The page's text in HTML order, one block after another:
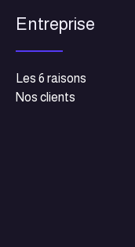
Entreprise
Les 6 raisons
Nos clients